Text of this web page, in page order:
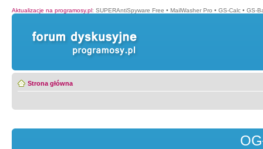
Aktualizacje na programosy.pl: SUPERAntiSpyware Free • MailWasher Pro • GS-Calc • GS-
Strona główna